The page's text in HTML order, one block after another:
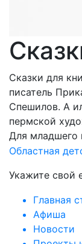
Сказки для
писатель
Спешилов. А
пермской
Для младшего
Областная
Укажите свой
Главная
Афиша
Новости